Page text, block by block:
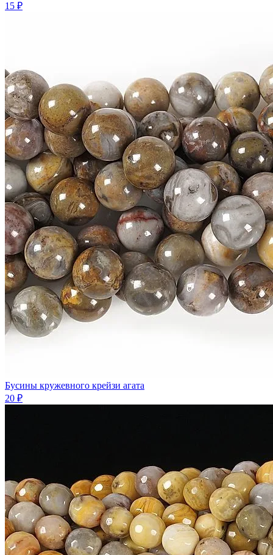
15 ₽
Бусины кружевного крейзи агата
20 ₽